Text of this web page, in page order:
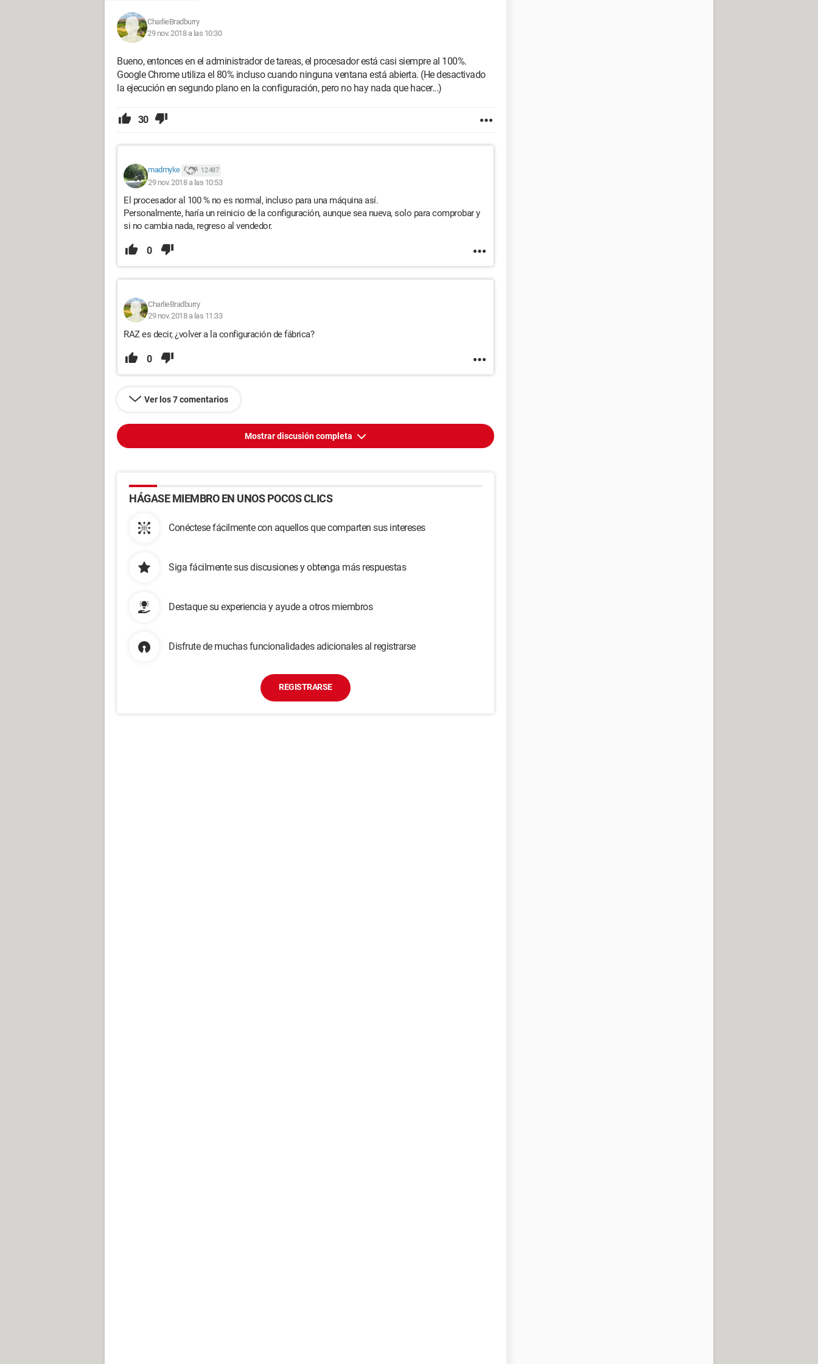
CharlieBradburry
29 nov. 2018 a las 10:30
Bueno, entonces en el administrador de tareas, el procesador está casi siempre al 100%.
Google Chrome utiliza el 80% incluso cuando ninguna ventana está abierta. (He desactivado
la ejecución en segundo plano en la configuración, pero no hay nada que hacer...)
30
madmyke 12 487
29 nov. 2018 a las 10:53
El procesador al 100 % no es normal, incluso para una máquina así.
Personalmente, haría un reinicio de la configuración, aunque sea nueva, solo para comprobar y
si no cambia nada, regreso al vendedor.
0
CharlieBradburry
29 nov. 2018 a las 11:33
RAZ es decir, ¿volver a la configuración de fábrica?
0
Ver los 7 comentarios
Mostrar discusión completa
HÁGASE MIEMBRO EN UNOS POCOS CLICS
Conéctese fácilmente con aquellos que comparten sus intereses
Siga fácilmente sus discusiones y obtenga más respuestas
Destaque su experiencia y ayude a otros miembros
Disfrute de muchas funcionalidades adicionales al registrarse
REGISTRARSE